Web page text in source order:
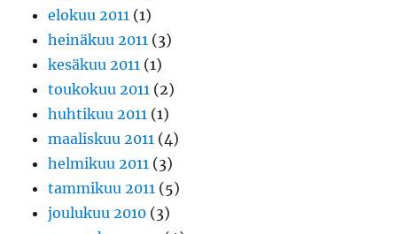
elokuu 2011 (1)
heinäkuu 2011 (3)
kesäkuu 2011 (1)
toukokuu 2011 (2)
huhtikuu 2011 (1)
maaliskuu 2011 (4)
helmikuu 2011 (3)
tammikuu 2011 (5)
joulukuu 2010 (3)